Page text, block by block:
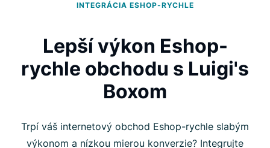
INTEGRÁCIA ESHOP-RYCHLE
Lepší výkon Eshop-
rychle obchodu s Luigi's
Boxom
Trpí váš internetový obchod Eshop-rychle slabým
výkonom a nízkou mierou konverzie? Integrujte